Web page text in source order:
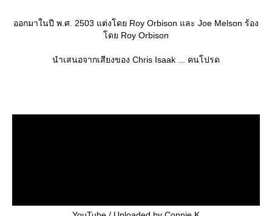
ออกมาในปี พ.ศ. 2503 แต่งโดย Roy Orbison และ Joe Melson ร้อง
ดย Roy Orbison
นำเสนอจากเสียงของ Chris Isaak ... คนโปรด